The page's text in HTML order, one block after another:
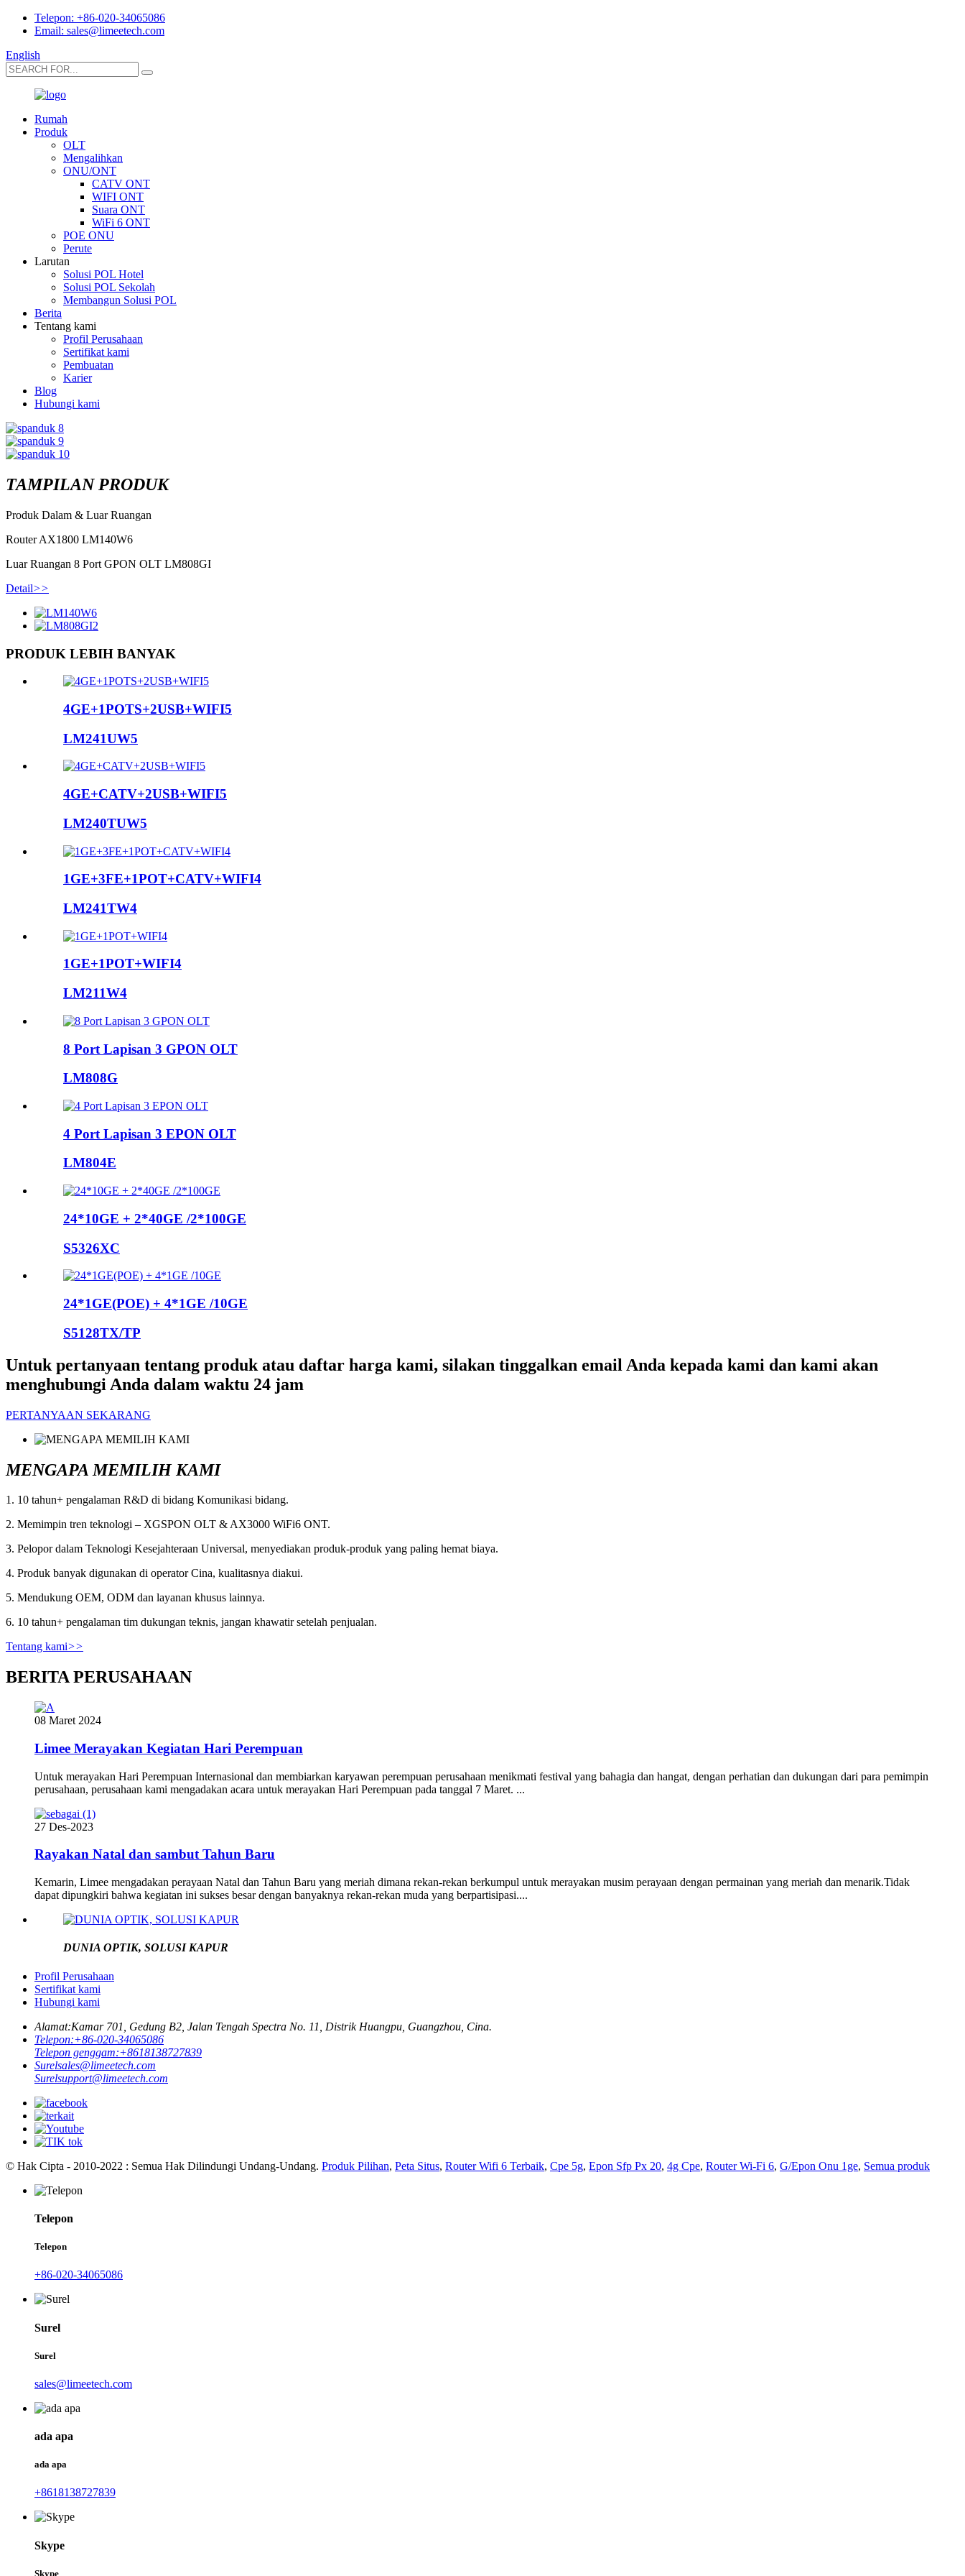
Telepon: +86-020-34065086
Email: sales@limeetech.com
English
Rumah
Produk
OLT
Mengalihkan
ONU/ONT
CATV ONT
WIFI ONT
Suara ONT
WiFi 6 ONT
POE ONU
Perute
Larutan
Solusi POL Hotel
Solusi POL Sekolah
Membangun Solusi POL
Berita
Tentang kami
Profil Perusahaan
Sertifikat kami
Pembuatan
Karier
Blog
Hubungi kami
TAMPILAN PRODUK
Produk Dalam & Luar Ruangan
Router AX1800 LM140W6
Luar Ruangan 8 Port GPON OLT LM808GI
Detail>>
PRODUK LEBIH BANYAK
4GE+1POTS+2USB+WIFI5
LM241UW5
4GE+CATV+2USB+WIFI5
LM240TUW5
1GE+3FE+1POT+CATV+WIFI4
LM241TW4
1GE+1POT+WIFI4
LM211W4
8 Port Lapisan 3 GPON OLT
LM808G
4 Port Lapisan 3 EPON OLT
LM804E
24*10GE + 2*40GE /2*100GE
S5326XC
24*1GE(POE) + 4*1GE /10GE
S5128TX/TP
Untuk pertanyaan tentang produk atau daftar harga kami, silakan tinggalkan email Anda kepada kami dan kami akan
menghubungi Anda dalam waktu 24 jam
PERTANYAAN SEKARANG
MENGAPA MEMILIH KAMI
1. 10 tahun+ pengalaman R&D di bidang Komunikasi bidang.
2. Memimpin tren teknologi – XGSPON OLT & AX3000 WiFi6 ONT.
3. Pelopor dalam Teknologi Kesejahteraan Universal, menyediakan produk-produk yang paling hemat biaya.
4. Produk banyak digunakan di operator Cina, kualitasnya diakui.
5. Mendukung OEM, ODM dan layanan khusus lainnya.
6. 10 tahun+ pengalaman tim dukungan teknis, jangan khawatir setelah penjualan.
Tentang kami>>
BERITA PERUSAHAAN
08 Maret 2024
Limee Merayakan Kegiatan Hari Perempuan
Untuk merayakan Hari Perempuan Internasional dan membiarkan karyawan perempuan perusahaan menikmati festival yang bahagia dan hangat, dengan perhatian dan dukungan dari para pemimpin
perusahaan, perusahaan kami mengadakan acara untuk merayakan Hari Perempuan pada tanggal 7 Maret. ...
27 Des-2023
Rayakan Natal dan sambut Tahun Baru
Kemarin, Limee mengadakan perayaan Natal dan Tahun Baru yang meriah dimana rekan-rekan berkumpul untuk merayakan musim perayaan dengan permainan yang meriah dan menarik.Tidak
dapat dipungkiri bahwa kegiatan ini sukses besar dengan banyaknya rekan-rekan muda yang berpartisipasi....
DUNIA OPTIK, SOLUSI KAPUR
Profil Perusahaan
Sertifikat kami
Hubungi kami
Alamat:Kamar 701, Gedung B2, Jalan Tengah Spectra No. 11, Distrik Huangpu, Guangzhou, Cina.
Telepon:+86-020-34065086
Telepon genggam:+8618138727839
Surelsales@limeetech.com
Surelsupport@limeetech.com
© Hak Cipta - 2010-2022 : Semua Hak Dilindungi Undang-Undang. Produk Pilihan, Peta Situs, Router Wifi 6 Terbaik, Cpe 5g, Epon Sfp Px 20, 4g Cpe, Router Wi-Fi 6, G/Epon Onu 1ge, Semua produk
Telepon
Telepon
+86-020-34065086
Surel
Surel
sales@limeetech.com
ada apa
ada apa
+8618138727839
Skype
Skype